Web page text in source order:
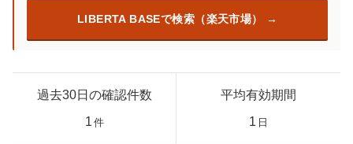
LIBERTA BASEで検索（楽天市場）
過去30日の確認件数
1 件
平均有効期間
1 日